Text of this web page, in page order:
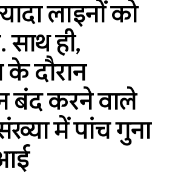
लाइनों को
.साथ ही,
के दौरान
बंद करने वाले
में पांच गुना